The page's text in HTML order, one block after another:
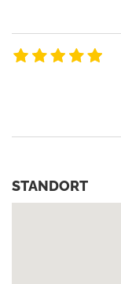
STANDORT